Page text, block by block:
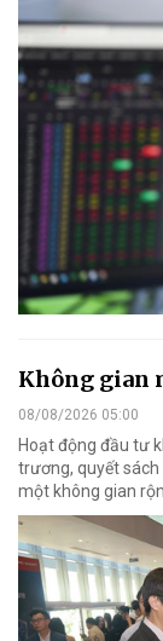
Không gian
08/08/2026 05:00
Hoạt động đầu tư
trương, quyết
một không gian